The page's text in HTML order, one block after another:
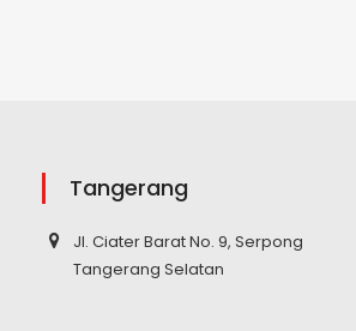
Tangerang
Jl. Ciater Barat No. 9, Serpong
Tangerang Selatan